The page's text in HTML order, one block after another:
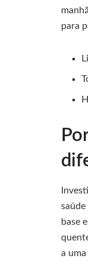
para
base
a